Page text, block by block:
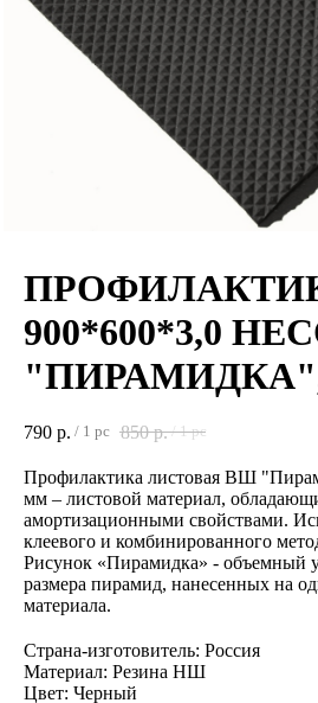
900*600*3,0
790 р. / 1 pc 850 р. / 1 pc
Профилактика листовая ВШ
мм – листовой материал,
амортизационными свойствами.
клеевого и комбинированного
Рисунок «Пирамидка» - объемный
размера пирамид, нанесенных на
материала.
Страна-изготовитель: Россия
Материал: Резина НШ
Цвет: Черный